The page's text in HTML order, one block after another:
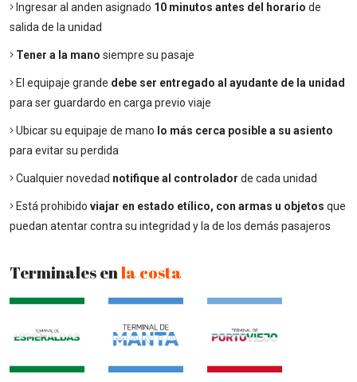
Ingresar al anden asignado 10 minutos antes del horario de
salida de la unidad
Tener a la mano siempre su pasaje
El equipaje grande debe ser entregado al ayudante de la unidad
para ser guardardo en carga previo viaje
Ubicar su equipaje de mano lo más cerca posible a su asiento
para evitar su perdida
Cualquier novedad notifique al controlador de cada unidad
Está prohibido viajar en estado etílico, con armas u objetos que
puedan atentar contra su integridad y la de los demás pasajeros
Terminales enla costa